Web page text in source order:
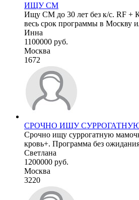
ИЩУ СМ
Ищу СМ до 30 лет без к/с. RF +
весь срок программы в Москву
Инна
1100000 руб.
Москва
1672
СРОЧНО ИЩУ
Срочно ищу суррогатную
кровь+. Программа без
Светлана
1200000 руб.
Москва
3220